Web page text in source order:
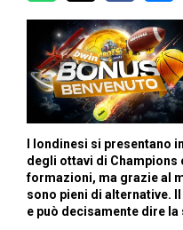
I londinesi si presentano
degli ottavi di
formazioni, ma grazie al
sono pieni di alternative.
e può decisamente dire